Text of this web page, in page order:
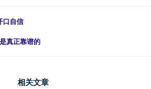
口自信
真正靠谱的
相关文章